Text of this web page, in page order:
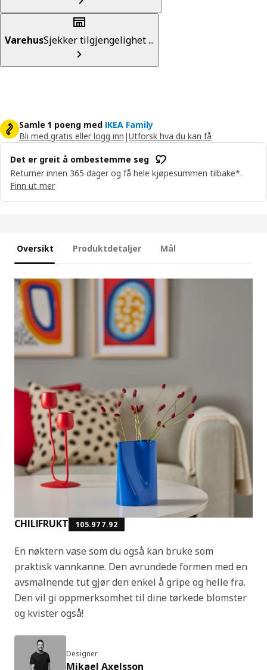
VarehusSjekker tilgjengelighet ...
Samle 1 poeng med IKEA Family
Bli med gratis eller logg inn |Utforsk hva du kan få
Det er greit å ombestemme seg
Returner innen 365 dager og få hele kjøpesummen tilbake*.
Finn ut mer
Oversikt Produktdetaljer Mål
CHILIFRUKT 105.977.92
En nøktern vase som du også kan bruke som
praktisk vannkanne. Den avrundede formen med en
avsmalnende tut gjør den enkel å gripe og helle fra.
Den vil gi oppmerksomhet til dine tørkede blomster
og kvister også!
Designer
Mikael Axelsson